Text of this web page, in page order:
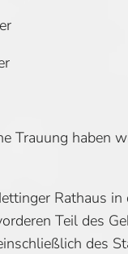
Trauung haben
Rathaus
Teil des
des